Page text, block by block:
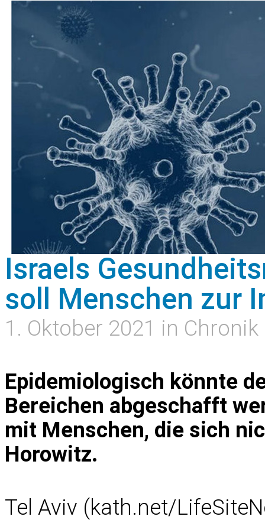
Israels
soll Menschen zur
1. Oktober 2021 in Chronik
Epidemiologisch könnte
Bereichen abgeschafft
mit Menschen, die sich
Horowitz.
Tel Aviv (kath.net/